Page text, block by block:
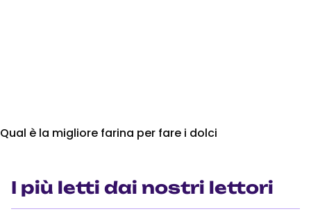
Qual è la migliore farina per fare i dolci
I più letti dai nostri lettori